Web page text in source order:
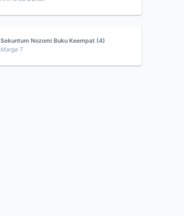
Sekuntum Nozomi Buku Keempat (4)
Marga T